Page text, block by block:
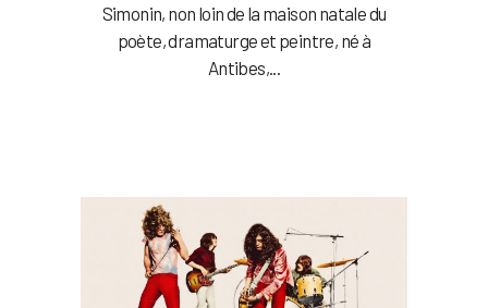
Simonin, non loin de la maison natale du
poète, dramaturge et peintre, né à
Antibes,...